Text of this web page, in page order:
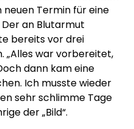
Termin für eine
an Blutarmut
bereits vor drei
„Alles war vorbereitet,
dann kam eine
Ich musste wieder
sehr schlimme Tage
der „Bild“.